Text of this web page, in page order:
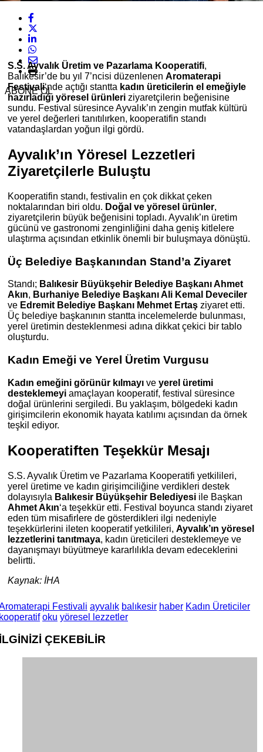
ABONE OL
S.S. Ayvalık Üretim ve Pazarlama Kooperatifi,
Balıkesir’de bu yıl 7’ncisi düzenlenen Aromaterapi
Festivali‘nde açtığı stantta kadın üreticilerin el emeğiyle
hazırladığı yöresel ürünleri ziyaretçilerin beğenisine
sundu. Festival süresince Ayvalık’ın zengin mutfak kültürü
ve yerel değerleri tanıtılırken, kooperatifin standı
vatandaşlardan yoğun ilgi gördü.
Ayvalık’ın Yöresel Lezzetleri
Ziyaretçilerle Buluştu
Kooperatifin standı, festivalin en çok dikkat çeken
noktalarından biri oldu. Doğal ve yöresel ürünler,
ziyaretçilerin büyük beğenisini topladı. Ayvalık’ın üretim
gücünü ve gastronomi zenginliğini daha geniş kitlelere
ulaştırma açısından etkinlik önemli bir buluşmaya dönüştü.
Üç Belediye Başkanından Stand’a Ziyaret
Standı; Balıkesir Büyükşehir Belediye Başkanı Ahmet
Akın, Burhaniye Belediye Başkanı Ali Kemal Deveciler
ve Edremit Belediye Başkanı Mehmet Ertaş ziyaret etti.
Üç belediye başkanının stantta incelemelerde bulunması,
yerel üretimin desteklenmesi adına dikkat çekici bir tablo
oluşturdu.
Kadın Emeği ve Yerel Üretim Vurgusu
Kadın emeğini görünür kılmayı ve yerel üretimi
desteklemeyi amaçlayan kooperatif, festival süresince
doğal ürünlerini sergiledi. Bu yaklaşım, bölgedeki kadın
girişimcilerin ekonomik hayata katılımı açısından da örnek
teşkil ediyor.
Kooperatiften Teşekkür Mesajı
S.S. Ayvalık Üretim ve Pazarlama Kooperatifi yetkilileri,
yerel üretime ve kadın girişimciliğine verdikleri destek
dolayısıyla Balıkesir Büyükşehir Belediyesi ile Başkan
Ahmet Akın‘a teşekkür etti. Festival boyunca standı ziyaret
eden tüm misafirlere de gösterdikleri ilgi nedeniyle
teşekkürlerini ileten kooperatif yetkilileri, Ayvalık’ın yöresel
lezzetlerini tanıtmaya, kadın üreticileri desteklemeye ve
dayanışmayı büyütmeye kararlılıkla devam edeceklerini
belirtti.
Kaynak: İHA
Festivali ayvalık balıkesir haber Kadın Üreticiler
oku yöresel lezzetler
ÇEKEBİLİR